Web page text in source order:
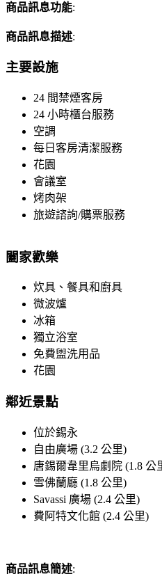
商品訊息功能:
商品訊息描述:
主要設施
24 間禁煙客房
24 小時櫃台服務
空調
每日客房清潔服務
花園
會議室
烤肉架
旅遊諮詢/購票服務
闔家歡樂
炊具、餐具和廚具
微波爐
冰箱
獨立浴室
免費盥洗用品
花園
鄰近景點
位於錫永
自由廣場 (3.2 公里)
唐錫爾韋里烏劇院 (1.8 公
雪佛蘭廳 (1.8 公里)
Savassi 廣場 (2.4 公里)
費阿特文化館 (2.4 公里)
商品訊息簡述: